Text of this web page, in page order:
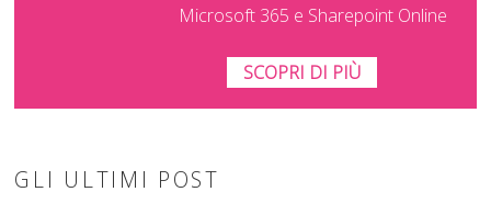
Microsoft 365 e Sharepoint Online
SCOPRI DI PIÙ
GLI ULTIMI POST